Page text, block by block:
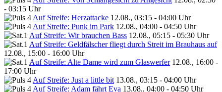
- 03:15 Uhr
Auf Streife: Herzattacke 12.08., 03:15 - 04:00 Uhr
Auf Streife: Punk im Park 12.08., 04:00 - 04:50 Uhr
Auf Streife: Wir brauchen Bass 12.08., 05:15 - 05:30 Uhr
Auf Streife: Geldfälscher fliegt durch Streit im Brauhaus auf
12.08., 15:00 - 16:00 Uhr
Auf Streife: Alte Dame wird zum Glaswerfer 12.08., 16:00 -
17:00 Uhr
Auf Streife: Just a little bit 13.08., 03:15 - 04:00 Uhr
Auf Streife: Adam fährt Eva 13.08., 04:00 - 04:50 Uhr